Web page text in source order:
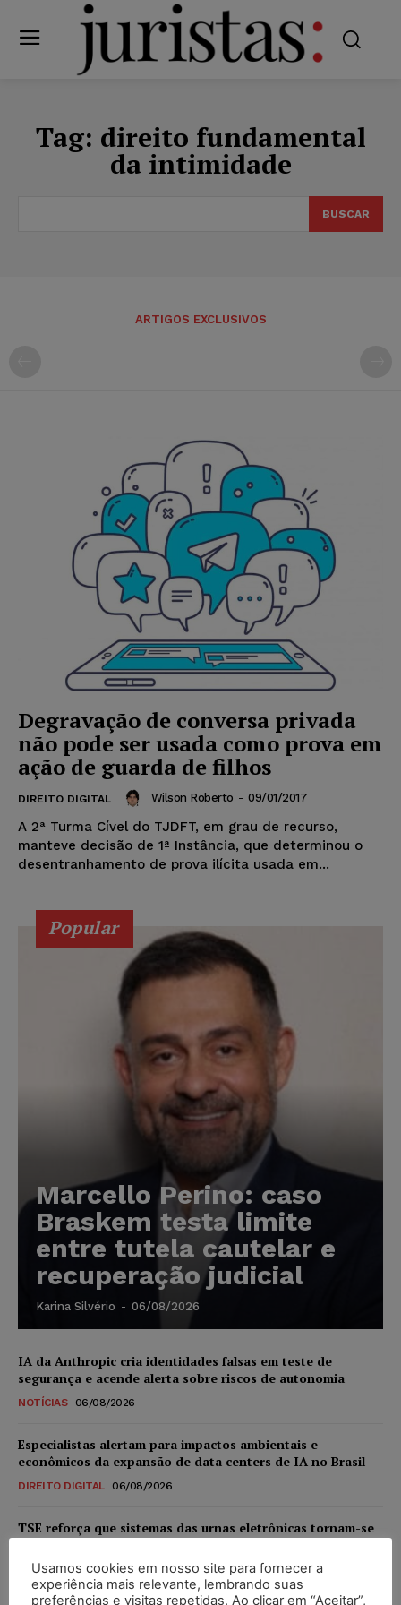
Tag: direito fundamental
da intimidade
BUSCAR
ARTIGOS EXCLUSIVOS
Degravação de conversa privada
não pode ser usada como prova em
ação de guarda de filhos
DIREITO DIGITAL Wilson Roberto - 09/01/2017
A 2ª Turma Cível do TJDFT, em grau de recurso,
manteve decisão de 1ª Instância, que determinou o
desentranhamento de prova ilícita usada em...
Popular
Marcello Perino: caso
Braskem testa limite
entre tutela cautelar e
recuperação judicial
Karina Silvério - 06/08/2026
IA da Anthropic cria identidades falsas em teste de
segurança e acende alerta sobre riscos de autonomia
NOTÍCIAS 06/08/2026
Especialistas alertam para impactos ambientais e
econômicos da expansão de data centers de IA no Brasil
DIREITO DIGITAL 06/08/2026
TSE reforça que sistemas das urnas eletrônicas tornam-se
NOTÍCIAS 06/08/2026
Usamos cookies em nosso site para fornecer a
experiência mais relevante, lembrando suas
preferências e visitas repetidas. Ao clicar em “Aceitar”,